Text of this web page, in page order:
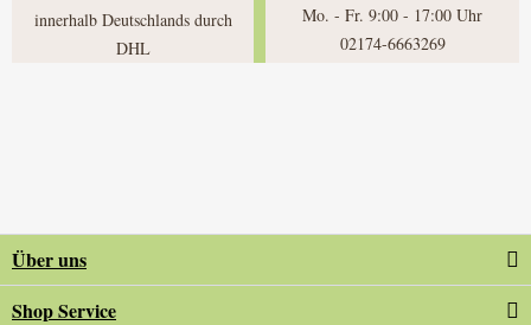
innerhalb Deutschlands durch
DHL
Mo. - Fr. 9:00 - 17:00 Uhr
02174-6663269
Über uns
Shop Service